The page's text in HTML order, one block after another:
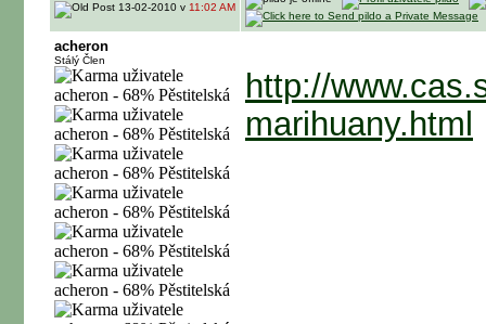
13-02-2010 v 11:02 AM
acheron
Stálý Člen
http://
marihuany.html